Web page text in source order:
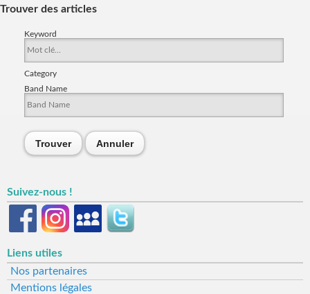
Trouver des articles
Keyword
Category
Band Name
Trouver Annuler
Suivez-nous !
Liens utiles
Nos partenaires
Mentions légales